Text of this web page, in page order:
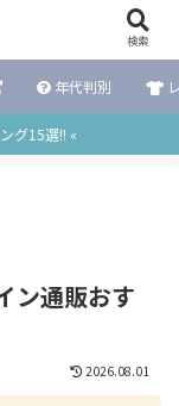
年代判別
グ15選!! «
ン通販おす
2026.08.01
検索